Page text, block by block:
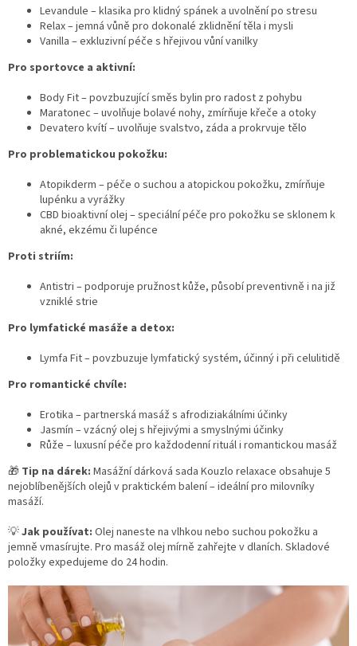
c
í
p
y
v
ý
u
Levandule – klasika pro klidný spánek a uvolnění po stresu
Relax – jemná vůně pro dokonalé zklidnění těla i mysli
Vanilla – exkluzivní péče s hřejivou vůní vanilky
Pro sportovce a aktivní:
Body Fit – povzbuzující směs bylin pro radost z pohybu
Maratonec – uvolňuje bolavé nohy, zmírňuje křeče a otoky
Devatero kvítí – uvolňuje svalstvo, záda a prokrvuje tělo
Pro problematickou pokožku:
Atopikderm – péče o suchou a atopickou pokožku, zmírňuje
lupénku a vyrážky
CBD bioaktivní olej – speciální péče pro pokožku se sklonem k
akné, ekzému či lupénce
Proti striím:
Antistri – podporuje pružnost kůže, působí preventivně i na již
vzniklé strie
Pro lymfatické masáže a detox:
Lymfa Fit – povzbuzuje lymfatický systém, účinný i při celulitidě
Pro romantické chvíle:
Erotika – partnerská masáž s afrodiziakálními účinky
Jasmín – vzácný olej s hřejivými a smyslnými účinky
Růže – luxusní péče pro každodenní rituál i romantickou masáž
🎁 Tip na dárek: Masážní dárková sada Kouzlo relaxace obsahuje 5
nejoblíbenějších olejů v praktickém balení – ideální pro milovníky
masáží.
💡Jak používat: Olej naneste na vlhkou nebo suchou pokožku a
jemně vmasírujte. Pro masáž olej mírně zahřejte v dlaních. Skladové
položky expedujeme do 24 hodin.